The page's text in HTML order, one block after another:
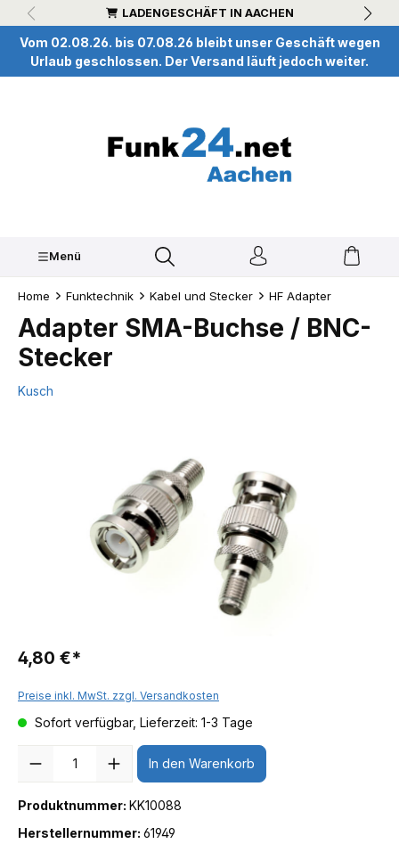
springen LADENGESCHÄFT IN AACHEN
Vom 02.08.26. bis 07.08.26 bleibt unser Geschäft wegen
Urlaub geschlossen. Der Versand läuft jedoch weiter.
Menü
Home Funktechnik Kabel und Stecker HF Adapter
Adapter SMA-Buchse / BNC-
Stecker
Kusch
4,80 €*
Preise inkl. MwSt. zzgl. Versandkosten
Sofort verfügbar, Lieferzeit: 1-3 Tage
In den Warenkorb
Produktnummer: KK10088
Herstellernummer: 61949